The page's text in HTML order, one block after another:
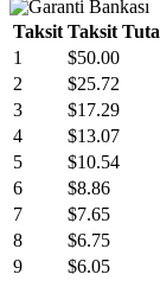
Taksit Taksit
1
$50.00
2
$25.72
3
$17.29
4
$13.07
5
$10.54
6
$8.86
7
$7.65
8
$6.75
9
$6.05